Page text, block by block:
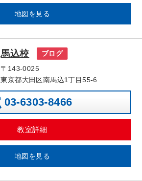
地図を見る
馬込校
ブログ
〒143-0025
東京都大田区南馬込1丁目55-6
03-6303-8466
教室詳細
地図を見る